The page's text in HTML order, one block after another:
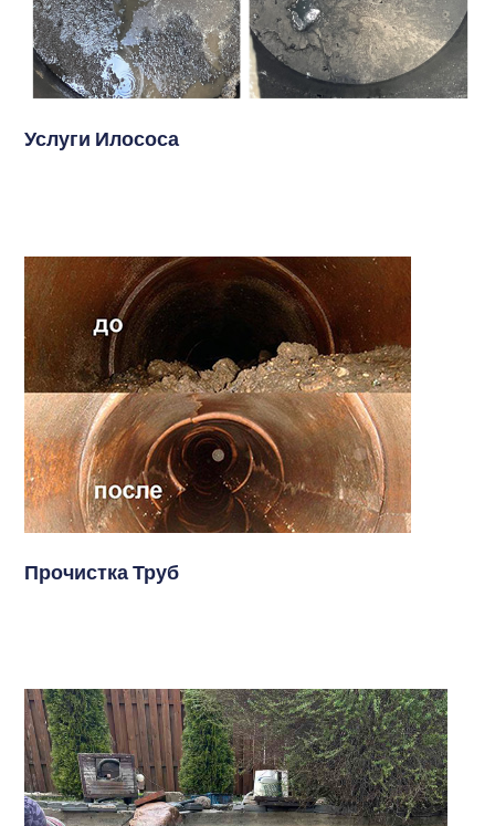
Услуги Илососа
Прочистка Труб